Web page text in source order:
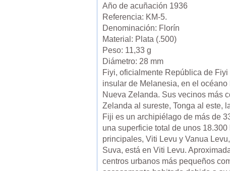
Año de acuñación 1936
Referencia: KM-5.
Denominación: Florín
Material: Plata (.500)
Peso: 11,33 g
Diámetro: 28 mm
Fiyi, oficialmente República de
insular de Melanesia, en el
Nueva Zelanda. Sus vecinos más
Zelanda al sureste, Tonga al este,
Fiji es un archipiélago de más de
una superficie total de unos
principales, Viti Levu y Vanua
Suva, está en Viti Levu.
centros urbanos más pequeños